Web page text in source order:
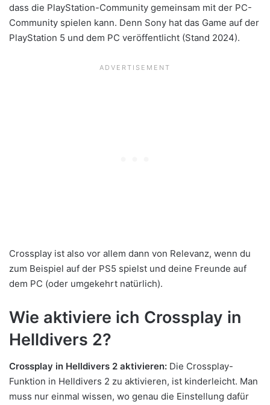
dass die PlayStation-Community gemeinsam mit der PC-
Community spielen kann. Denn Sony hat das Game auf der
PlayStation 5 und dem PC veröffentlicht (Stand 2024).
Crossplay ist also vor allem dann von Relevanz, wenn du
zum Beispiel auf der PS5 spielst und deine Freunde auf
dem PC (oder umgekehrt natürlich).
Wie aktiviere ich Crossplay in
Helldivers 2?
Crossplay in Helldivers 2 aktivieren: Die Crossplay-
Funktion in Helldivers 2 zu aktivieren, ist kinderleicht. Man
muss nur einmal wissen, wo genau die Einstellung dafür